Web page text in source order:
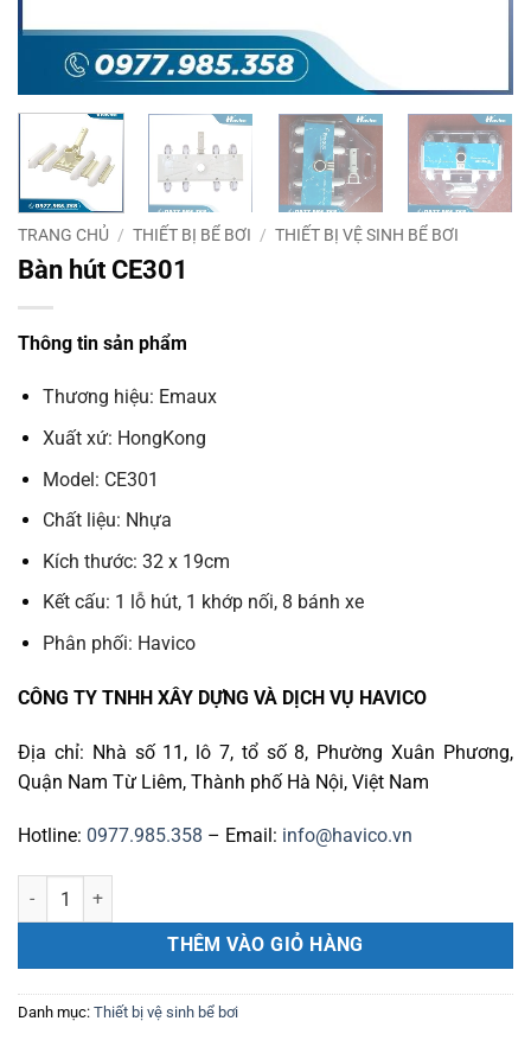
TRANG CHỦ / THIẾT BỊ BỂ BƠI / THIẾT BỊ VỆ SINH BỂ BƠI
Bàn hút CE301
Thông tin sản phẩm
Thương hiệu: Emaux
Xuất xứ: HongKong
Model: CE301
Chất liệu: Nhựa
Kích thước: 32 x 19cm
Kết cấu: 1 lỗ hút, 1 khớp nối, 8 bánh xe
Phân phối: Havico
CÔNG TY TNHH XÂY DỰNG VÀ DỊCH VỤ HAVICO
Địa chỉ: Nhà số 11, lô 7, tổ số 8, Phường Xuân Phương,
Quận Nam Từ Liêm, Thành phố Hà Nội, Việt Nam
Hotline: 0977.985.358 – Email: info@havico.vn
Bàn hút CE301 số lượng
THÊM VÀO GIỎ HÀNG
Danh mục: Thiết bị vệ sinh bể bơi